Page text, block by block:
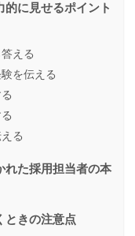
的に見せるポイント
える
を伝える
る
れた採用担当者の本
ときの注意点